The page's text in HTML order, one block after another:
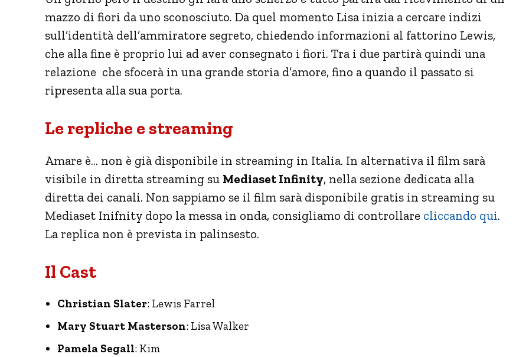
mazzo di fiori da uno sconosciuto. Da quel momento Lisa inizia a cercare indizi
sull’identità dell’ammiratore segreto, chiedendo informazioni al fattorino Lewis,
che alla fine è proprio lui ad aver consegnato i fiori. Tra i due partirà quindi una
relazione che sfocerà in una grande storia d’amore, fino a quando il passato si
ripresenta alla sua porta.
Le repliche e streaming
Amare è… non è già disponibile in streaming in Italia. In alternativa il film sarà
visibile in diretta streaming su Mediaset Infinity, nella sezione dedicata alla
diretta dei canali. Non sappiamo se il film sarà disponibile gratis in streaming su
Mediaset Inifnity dopo la messa in onda, consigliamo di controllare cliccando qui.
La replica non è prevista in palinsesto.
Il Cast
Christian Slater: Lewis Farrel
Mary Stuart Masterson: Lisa Walker
Pamela Segall: Kim